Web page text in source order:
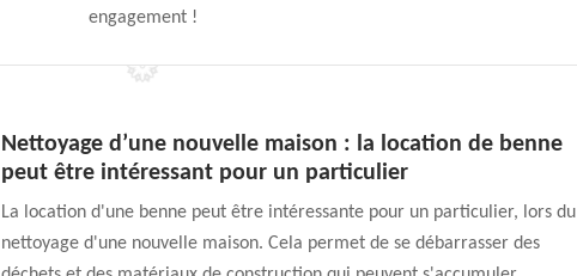
engagement !
Nettoyage d’une nouvelle maison : la location de benne
peut être intéressant pour un particulier
La location d'une benne peut être intéressante pour un particulier, lors du
nettoyage d'une nouvelle maison. Cela permet de se débarrasser des